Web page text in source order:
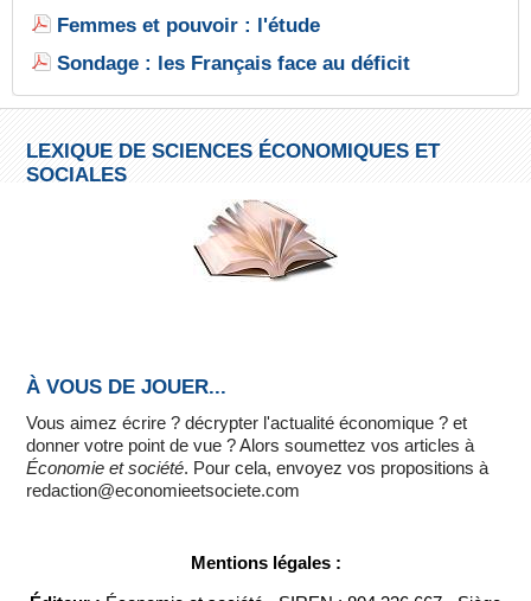
Femmes et pouvoir : l'étude
Sondage : les Français face au déficit
LEXIQUE DE SCIENCES ÉCONOMIQUES ET
SOCIALES
À VOUS DE JOUER...
Vous aimez écrire ? décrypter l'actualité économique ? et
donner votre point de vue ? Alors soumettez vos articles à
Économie et société. Pour cela, envoyez vos propositions à
redaction@economieetsociete.com
Mentions légales :